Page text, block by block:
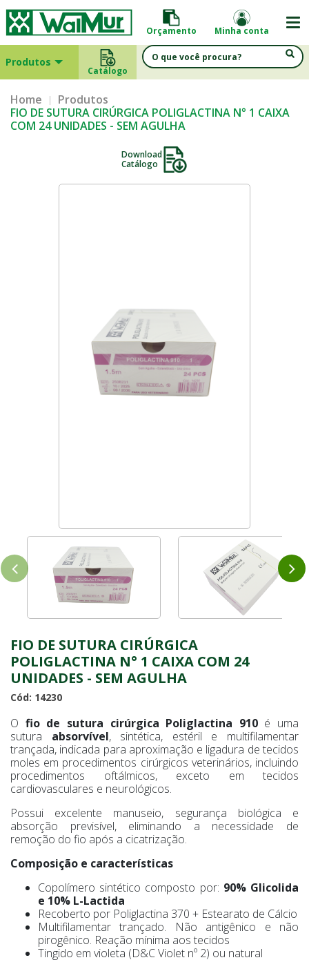
Orçamento Minha conta
Produtos
Catálogo
Home
Produtos
FIO DE SUTURA CIRÚRGICA POLIGLACTINA N° 1 CAIXA
COM 24 UNIDADES - SEM AGULHA
Download
Catálogo
FIO DE SUTURA CIRÚRGICA
POLIGLACTINA N° 1 CAIXA COM 24
UNIDADES - SEM AGULHA
Cód: 14230
O fio de sutura cirúrgica Poliglactina 910é uma
sutura absorvível, sintética, estéril e multifilamentar
trançada, indicada para aproximação e ligadura de tecidos
moles em procedimentos cirúrgicos veterinários, incluindo
procedimentos oftálmicos, exceto em tecidos
cardiovasculares e neurológicos.
Possui excelente manuseio, segurança biológica e
absorção previsível, eliminando a necessidade de
remoção do fio após a cicatrização.
Composição e características
Copolímero sintético composto por: 90% Glicolida
e 10% L-Lactida
Recoberto por Poliglactina 370 + Estearato de Cálcio
Multifilamentar trançado. Não antigênico e não
pirogênico. Reação mínima aos tecidos
Tingido em violeta (D&C Violet nº 2) ou natural